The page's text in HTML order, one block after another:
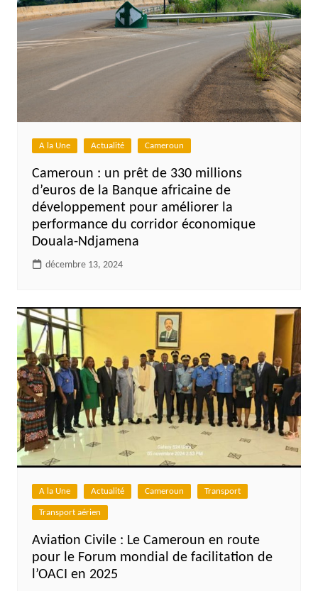
A la Une Actualité Cameroun
Cameroun : un prêt de 330 millions
d’euros de la Banque africaine de
développement pour améliorer la
performance du corridor économique
Douala-Ndjamena
décembre 13, 2024
A la Une Actualité Cameroun Transport
Transport aérien
Aviation Civile : Le Cameroun en route
pour le Forum mondial de facilitation de
l’OACI en 2025